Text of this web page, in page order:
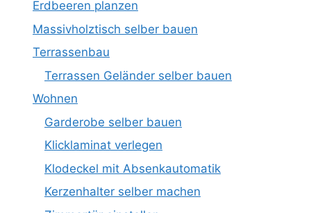
Erdbeeren planzen
Massivholztisch selber bauen
Terrassenbau
Terrassen Geländer selber bauen
Wohnen
Garderobe selber bauen
Klicklaminat verlegen
Klodeckel mit Absenkautomatik
Kerzenhalter selber machen